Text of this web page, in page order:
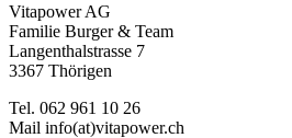
Vitapower AG
Familie Burger & Team
Langenthalstrasse 7
3367 Thörigen
Tel. 062 961 10 26
Mail info(at)vitapower.ch